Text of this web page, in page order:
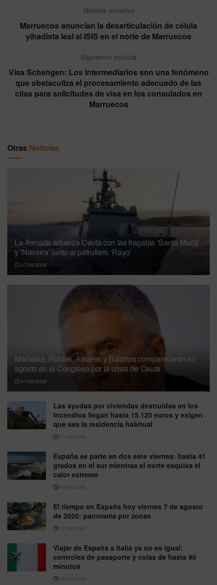
Noticia anterior
Marruecos anuncian la desarticulación de célula
yihadista leal al ISIS en el norte de Marruecos
Siguiente noticia
Visa Schengen: Los intermediarios son una fenómeno
que obstaculiza el procesamiento adecuado de las
citas para solicitudes de visa en los consulados en
Marruecos
Otras Noticias
La Armada refuerza Ceuta con las fragatas ‘Santa María’
y ‘Navarra’ junto al patrullero ‘Rayo’
07/08/2026
Marlaska, Robles, Albares y Bolaños comparecerán en
agosto en el Congreso por la crisis de Ceuta
07/08/2026
Las ayudas por viviendas destruidas en los
incendios llegan hasta 15.120 euros y exigen
que sea la residencia habitual
07/08/2026
España se parte en dos este viernes: hasta 41
grados en el sur mientras el norte esquiva el
calor extremo
07/08/2026
El tiempo en España hoy viernes 7 de agosto
de 2026: panorama por zonas
07/08/2026
Viajar de España a Italia ya no es igual:
controles de pasaporte y colas de hasta 90
minutos
06/08/2026